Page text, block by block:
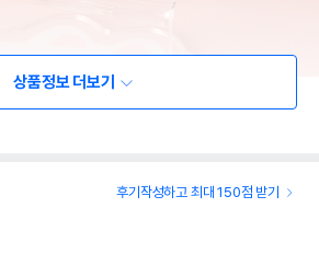
상품정보 더보기
후기작성하고 최대 150점 받기